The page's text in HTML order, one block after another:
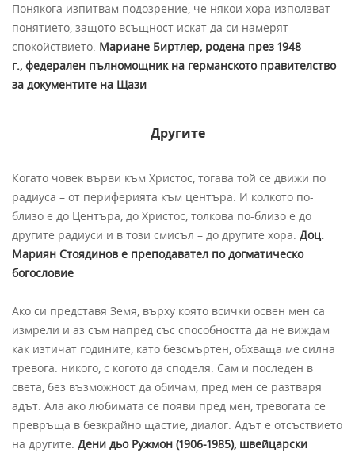
Понякога изпитвам подозрение, че някои хора използват
понятието, защото всъщност искат да си намерят
спокойствието. Мариане Биртлер, родена през 1948
г., федерален пълномощник на германското правителство
за документите на Щази
Другите
Когато човек върви към Христос, тогава той се движи по
радиуса – от периферията към центъра. И колкото по-
близо е до Центъра, до Христос, толкова по-близо е до
другите радиуси и в този смисъл – до другите хора. Доц.
Мариян Стоядинов е преподавател по догматическо
богословие
Ако си представя Земя, върху която всички освен мен са
измрели и аз съм напред със способността да не виждам
как изтичат годините, като безсмъртен, обхваща ме силна
тревога: никого, с когото да споделя. Сам и последен в
света, без възможност да обичам, пред мен се разтваря
адът. Ала ако любимата се появи пред мен, тревогата се
превръща в безкрайно щастие, диалог. Адът е отсъствието
на другите. Дени дьо Ружмон (1906-1985), швейцарски